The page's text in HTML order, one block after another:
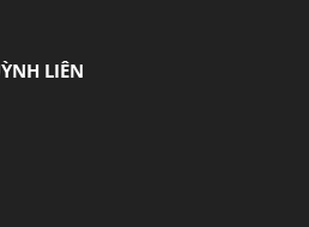
LIÊN